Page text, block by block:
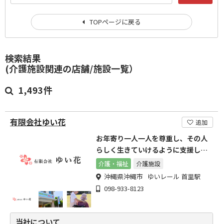
検索結果
(介護施設関連の店舗/施設一覧）
1,493件
有限会社ゆい花 追加
お年寄り一人一人を尊重し、その人
らしく生きていけるように支援しま
す介護・福祉 介護施設
沖縄県沖縄市 ゆいレール 首里駅
098-933-8123
当社について
TOPページに戻る